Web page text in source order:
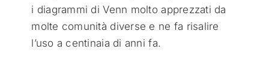
i diagrammi di Venn molto apprezzati da
molte comunità diverse e ne fa risalire
l’uso a centinaia di anni fa.